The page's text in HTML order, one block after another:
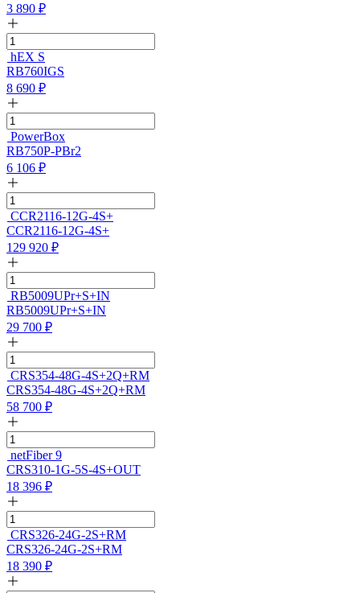
3 890 ₽
hEX S
RB760IGS
8 690 ₽
PowerBox
RB750P-PBr2
6 106 ₽
CCR2116-12G-4S+
CCR2116-12G-4S+
129 920 ₽
RB5009UPr+S+IN
RB5009UPr+S+IN
29 700 ₽
CRS354-48G-4S+2Q+RM
CRS354-48G-4S+2Q+RM
58 700 ₽
netFiber 9
CRS310-1G-5S-4S+OUT
18 396 ₽
CRS326-24G-2S+RM
CRS326-24G-2S+RM
18 390 ₽